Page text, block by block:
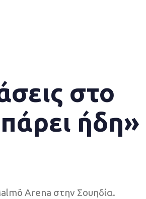
στο
ήδη»
Arena στην Σουηδία.